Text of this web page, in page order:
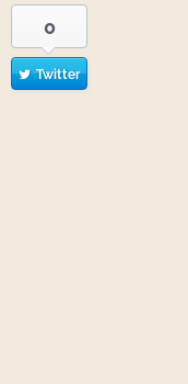
0
Twitter